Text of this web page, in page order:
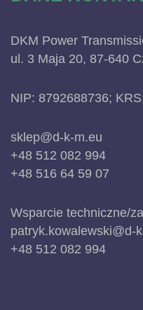
DKM Power
ul. 3 Maja 20, 87-640
NIP: 8792688736;
sklep@d-k-m.eu
+48 512 082 994
+48 516 64 59 07
Wsparcie techniczne/
patryk.kowalewski@d-
+48 512 082 994